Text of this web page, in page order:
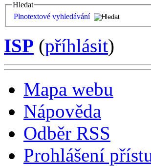
Hledat
Plnotextové vyhledávání
ISP (příhlásit)
Mapa webu
Nápověda
Odběr RSS
Prohlášení